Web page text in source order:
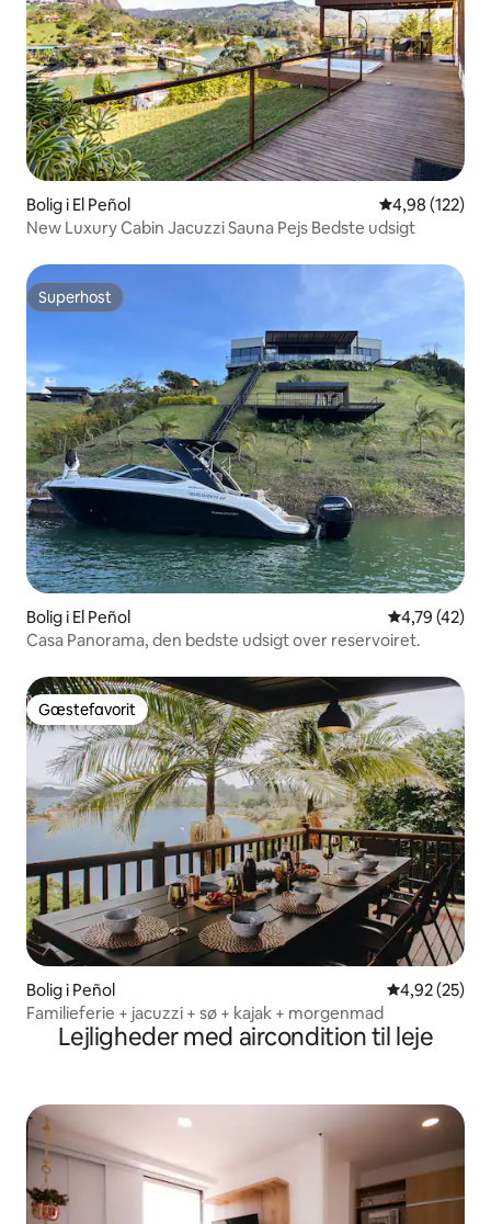
Bolig i El Peñol 4,98 ud af 5 i
4,98 (122)
New Luxury Cabin Jacuzzi Sauna Pejs Bedste udsigt
Superhost
Superhost
Bolig i El Peñol 4,79 ud af 5
4,79 (42)
Casa Panorama, den bedste udsigt over reservoiret.
Gæstefavorit
Gæstefavorit
Bolig i Peñol 4,92 ud af 5 i
4,92 (25)
Familieferie + jacuzzi + sø + kajak + morgenmad
Lejligheder med aircondition til leje